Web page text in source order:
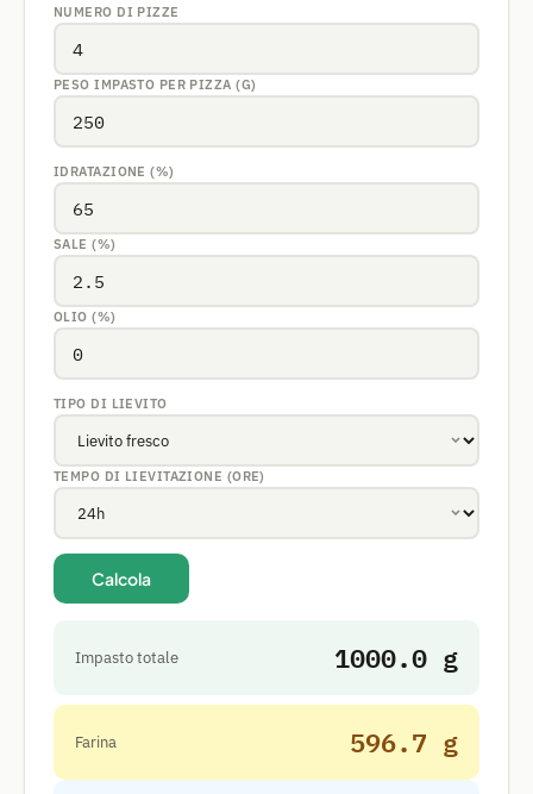
NUMERO DI PIZZE
PESO IMPASTO PER PIZZA (G)
IDRATAZIONE (%)
SALE (%)
OLIO (%)
TIPO DI LIEVITO
TEMPO DI LIEVITAZIONE (ORE)
Calcola
Impasto totale 1000.0 g
Farina 596.7 g